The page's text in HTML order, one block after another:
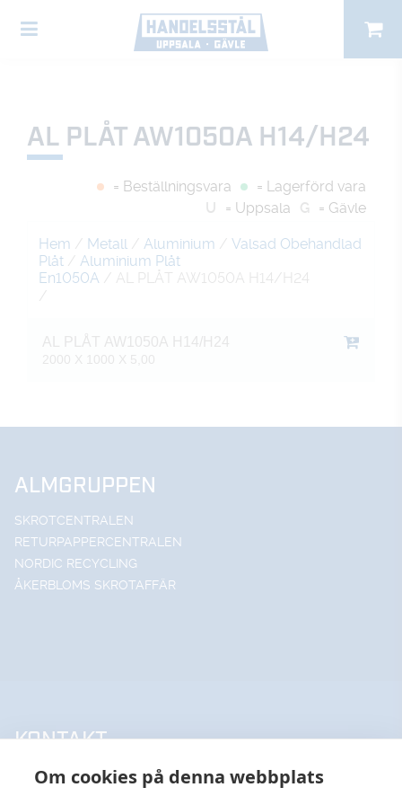
Om cookies på denna webbplats
AL PLÅT AW1050A H14/H24
= Beställningsvara
= Lagerförd vara
U
= Uppsala G = Gävle
Hem / Metall / Aluminium / Valsad Obehandlad
Plåt / Aluminium Plåt
En1050A / AL PLÅT AW1050A H14/H24
/
AL PLÅT AW1050A H14/H24
2000 X 1000 X 5,00
ALMGRUPPEN
SKROTCENTRALEN
RETURPAPPERCENTRALEN
NORDIC RECYCLING
ÅKERBLOMS SKROTAFFÄR
KONTAKT
UPPSALA HANDELSSTÅL AB